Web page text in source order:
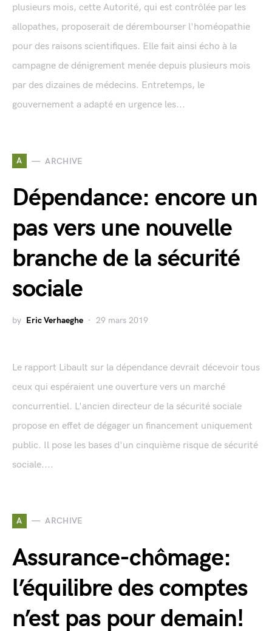
plusieurs mois, cette Autorité, qui est contrôlée par les
allopathes, proposerait de dérembourser l'homéopathie
pour des raisons scientifiques. Elle fait ainsi écho à la
campagne de dénigrement menée depuis plusieurs mois
par des dizaines de médecins. Entretemps, le
gouvernement a adapté en urgence les...
A ARCHIVE
Dépendance: encore un
pas vers une nouvelle
branche de la sécurité
sociale
by Eric Verhaeghe 29 mars 2019
Le rapport Libault sur la dépendance devrait décevoir tous
ceux qui espéraient une ouverture vers un marché
concurrentiel. L'ancien directeur de la sécurité sociale
propose en effet de dégager un financement uniquement
public. Il pose les bases d'un cinquième risque de sécurité
sociale....
A ARCHIVE
Assurance-chômage:
l’équilibre des comptes
n’est pas pour demain!